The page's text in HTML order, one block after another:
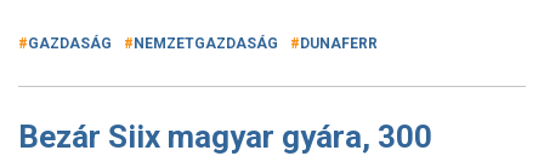
GAZDASÁG NEMZETGAZDASÁG DUNAFERR
Bezár Siix magyar gyára, 300